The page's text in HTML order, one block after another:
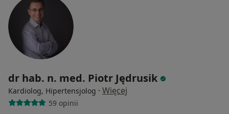
dr hab. n. med. Piotr Jędrusik
Kardiolog, Hipertensjolog · Więcej
59 opinii